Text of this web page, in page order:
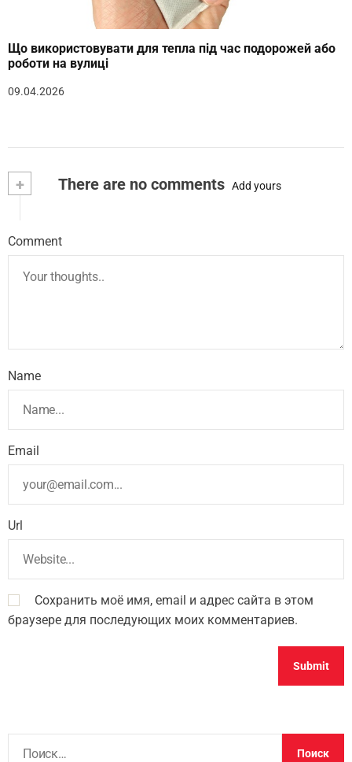
Що використовувати для тепла під час подорожей або
роботи на вулиці
09.04.2026
+ There are no comments Add yours
Comment
Name
Email
Url
Сохранить моё имя, email и адрес сайта в этом
браузере для последующих моих комментариев.